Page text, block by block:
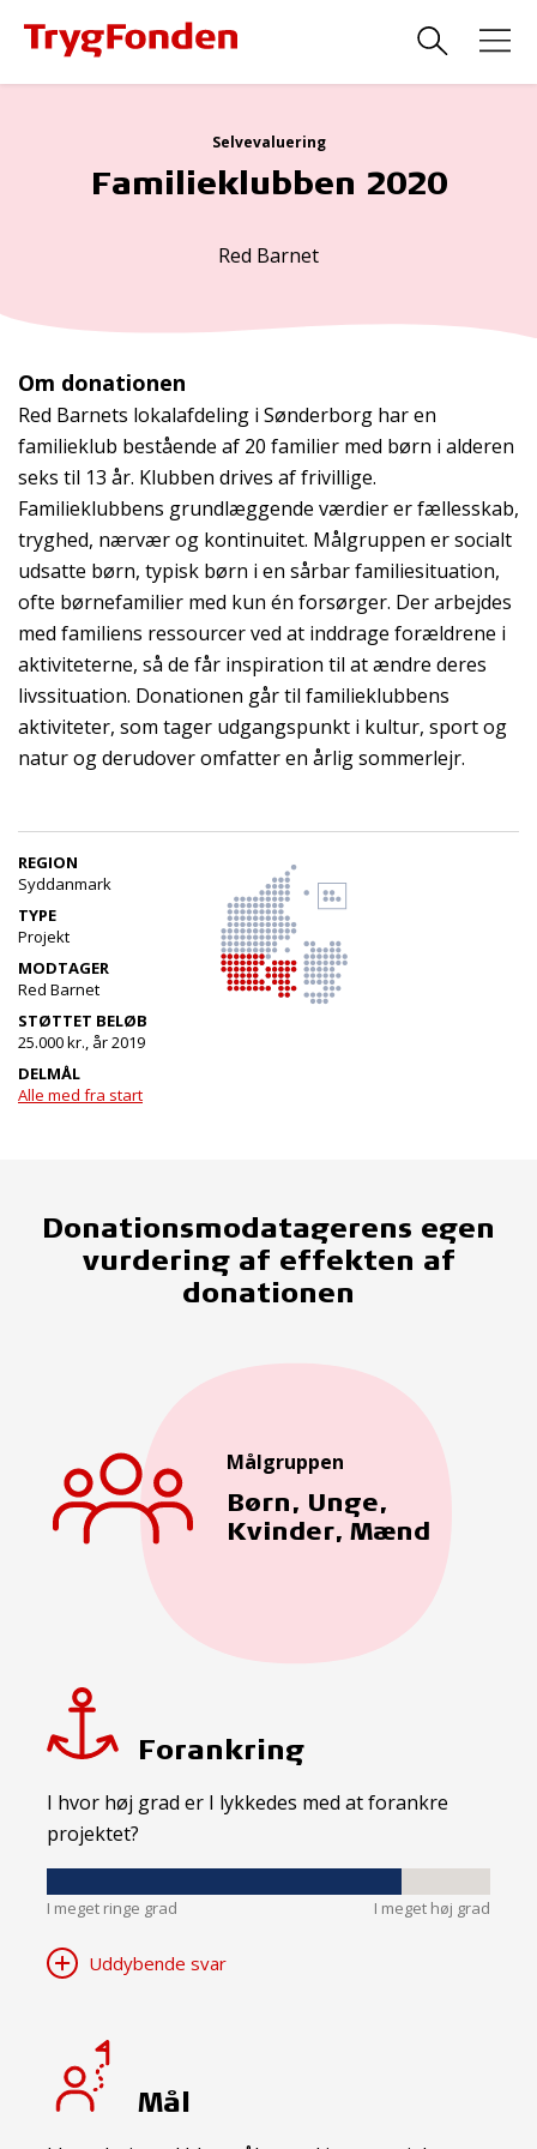
Selvevaluering
Familieklubben 2020
Red Barnet
Om donationen
Red Barnets lokalafdeling i Sønderborg har en
familieklub bestående af 20 familier med børn i alderen
seks til 13 år. Klubben drives af frivillige.
Familieklubbens grundlæggende værdier er fællesskab,
tryghed, nærvær og kontinuitet. Målgruppen er socialt
udsatte børn, typisk børn i en sårbar familiesituation,
ofte børnefamilier med kun én forsørger. Der arbejdes
med familiens ressourcer ved at inddrage forældrene i
aktiviteterne, så de får inspiration til at ændre deres
livssituation. Donationen går til familieklubbens
aktiviteter, som tager udgangspunkt i kultur, sport og
natur og derudover omfatter en årlig sommerlejr.
REGION
Syddanmark
TYPE
Projekt
MODTAGER
Red Barnet
STØTTET BELØB
25.000 kr., år 2019
DELMÅL
Alle med fra start
Donationsmodatagerens egen
vurdering af effekten af
donationen
Målgruppen
Børn, Unge,
Kvinder, Mænd
Forankring
I hvor høj grad er I lykkedes med at forankre
projektet?
I meget ringe grad I meget høj grad
Uddybende svar
Mål